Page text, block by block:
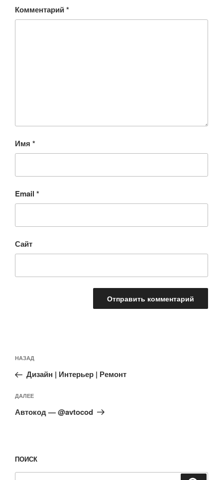
Комментарий*
Имя *
Email *
Сайт
по
записям
Предыдущая
запись:
НАЗАД
Дизайн | Интерьер | Ремонт
Следующая
запись
ДАЛЕЕ
Автокод — @avtocod
ПОИСК